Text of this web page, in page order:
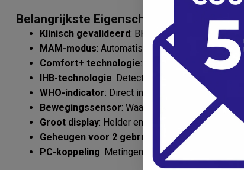
Belangrijkste Eigenschappen van de
Klinisch gevalideerd: BHS A|A waardering voor
MAM-modus: Automatische berekening van
Comfort+ technologie: Zachte en snelle
IHB-technologie: Detectie van onregelmatige
WHO-indicator: Direct inzicht in uw bloeddruk
Bewegingssensor: Waarschuwt bij beweging
Groot display: Helder en duidelijk afleesbaar
Geheugen voor 2 gebruikers
: 99 metingen per
PC-koppeling: Metingen bekijken en analyseren